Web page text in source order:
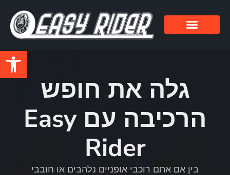
פתח
גלה את חופש
הרכיבה עם Easy
Rider
בין אם אתם רוכבי אופניים נלהבים או חובבי